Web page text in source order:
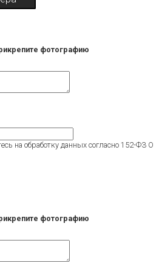
фотографию
на обработку данных согласно 152-ФЗ О
фотографию